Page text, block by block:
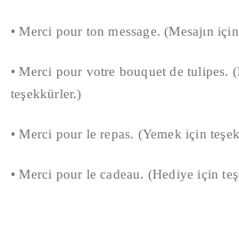
• Merci pour ton message. (Mesajın
• Merci pour votre bouquet de tulipes.
teşekkürler.)
• Merci pour le repas. (Yemek için
• Merci pour le cadeau. (Hediye için